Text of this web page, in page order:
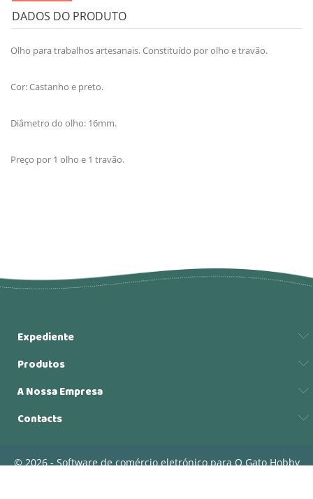
DADOS DO PRODUTO
Olho para trabalhos artesanais. Constituído por olho e travão.
Cor: Castanho e preto.
Diâmetro do olho: 16mm.
Preço por 1 olho e 1 travão.
Expediente
Produtos
A Nossa Empresa
Contacts
© 2026 - Software de comércio eletrónico para O Gato Hobby